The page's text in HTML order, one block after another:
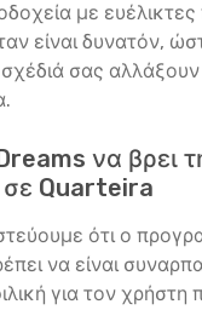
με ευέλικτες
είναι δυνατόν,
σας αλλάξουν
να βρει
σε Quarteira
ότι ο
να είναι
για τον χρήστη